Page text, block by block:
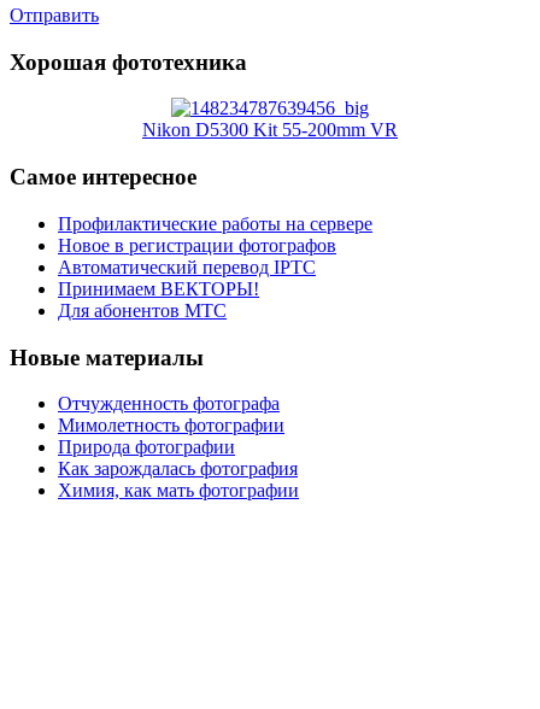
Отправить
Хорошая фототехника
Nikon D5300 Kit 55-200mm VR
Самое интересное
Профилактические работы на сервере
Новое в регистрации фотографов
Автоматический перевод IPTC
Принимаем ВЕКТОРЫ!
Для абонентов МТС
Новые материалы
Отчужденность фотографа
Мимолетность фотографии
Природа фотографии
Как зарождалась фотография
Химия, как мать фотографии